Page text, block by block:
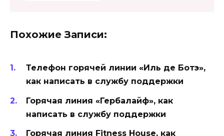
Похожие Записи:
Телефон горячей линии «Иль де Ботэ»,
как написать в службу поддержки
Горячая линия «Гербалайф», как
написать в службу поддержки
Горячая линия Fitness House, как